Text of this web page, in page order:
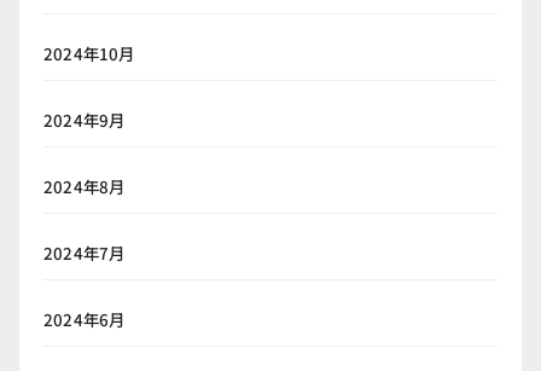
2024年10月
2024年9月
2024年8月
2024年7月
2024年6月